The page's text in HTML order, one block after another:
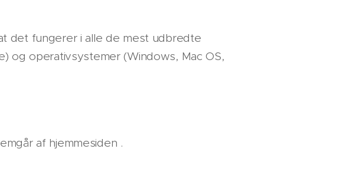
det fungerer i alle de mest udbredte
og operativsystemer (Windows, Mac OS,
af hjemmesiden .